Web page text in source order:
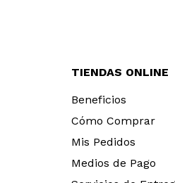
TIENDAS ONLINE
Beneficios
Cómo Comprar
Mis Pedidos
Medios de Pago